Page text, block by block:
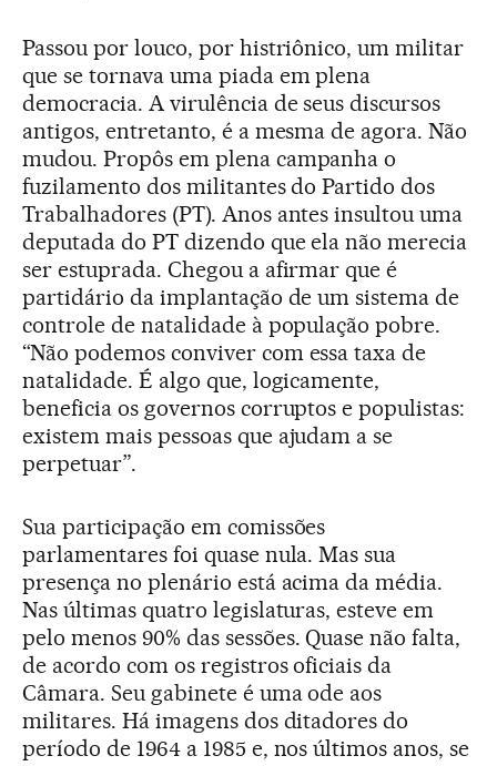
Passou por louco, por histriônico, um militar
que se tornava uma piada em plena
democracia. A virulência de seus discursos
antigos, entretanto, é a mesma de agora. Não
mudou. Propôs em plena campanha o
fuzilamento dos militantes do Partido dos
Trabalhadores (PT). Anos antes insultou uma
deputada do PT dizendo que ela não merecia
ser estuprada. Chegou a afirmar que é
partidário da implantação de um sistema de
controle de natalidade à população pobre.
“Não podemos conviver com essa taxa de
natalidade. É algo que, logicamente,
beneficia os governos corruptos e populistas:
existem mais pessoas que ajudam a se
perpetuar”.
Sua participação em comissões
parlamentares foi quase nula. Mas sua
presença no plenário está acima da média.
Nas últimas quatro legislaturas, esteve em
pelo menos 90% das sessões. Quase não falta,
de acordo com os registros oficiais da
Câmara. Seu gabinete é uma ode aos
militares. Há imagens dos ditadores do
período de 1964 a 1985 e, nos últimos anos, se